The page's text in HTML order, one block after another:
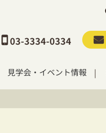
03-3334-0334
見学会・イベント情報